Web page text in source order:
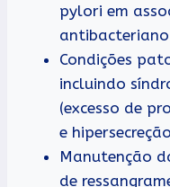
pylori em
Condições
incluindo
(excesso de
e
Manutenção
de